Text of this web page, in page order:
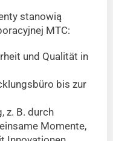
stanowią
MTC:
und Qualität in
bis zur
z. B. durch
Momente,